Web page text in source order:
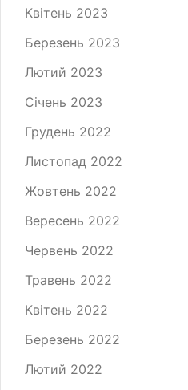
Квітень 2023
Березень 2023
Лютий 2023
Січень 2023
Грудень 2022
Листопад 2022
Жовтень 2022
Вересень 2022
Червень 2022
Травень 2022
Квітень 2022
Березень 2022
Лютий 2022